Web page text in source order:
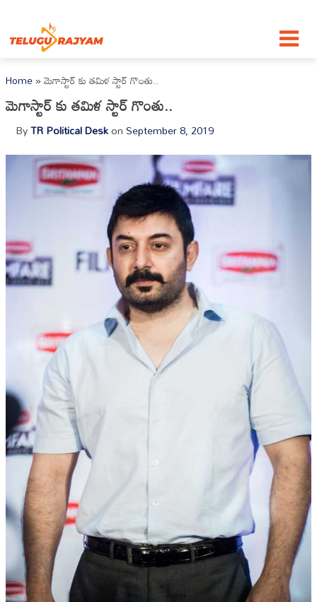
Home»మెగాస్టార్ కు తమిళ స్టార్ గొంతు..
మెగాస్టార్ కు తమిళ స్టార్ గొంతు..
ByTR Political DeskonSeptember 8, 2019